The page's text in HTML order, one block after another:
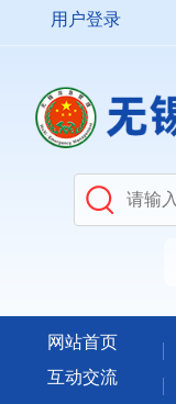
用户登录
网站首页
互动交流